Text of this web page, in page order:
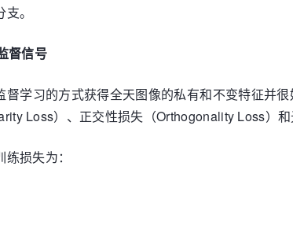
。
督信号
督学习的方式获得全天图像的私有和不变特征并
Loss）、正交性损失（Orthogonality Loss）和
损失为：